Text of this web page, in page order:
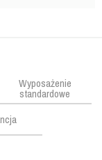
Wyposażenie
standardowe